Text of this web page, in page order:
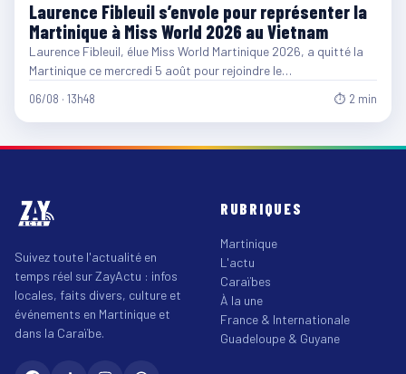
Laurence Fibleuil s’envole pour représenter la
Martinique à Miss World 2026 au Vietnam
Laurence Fibleuil, élue Miss World Martinique 2026, a quitté la
Martinique ce mercredi 5 août pour rejoindre le…
06/08 · 13h48 ⏱ 2 min
Suivez toute l'actualité en
temps réel sur ZayActu : infos
locales, faits divers, culture et
événements en Martinique et
dans la Caraïbe.
RUBRIQUES
Martinique
L'actu
Caraïbes
À la une
France & Internationale
Guadeloupe & Guyane